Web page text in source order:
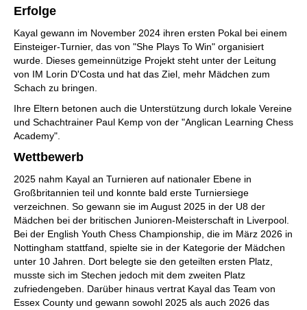
Erfolge
Kayal gewann im November 2024 ihren ersten Pokal bei einem
Einsteiger-Turnier, das von "She Plays To Win" organisiert
wurde. Dieses gemeinnützige Projekt steht unter der Leitung
von IM Lorin D'Costa und hat das Ziel, mehr Mädchen zum
Schach zu bringen.
Ihre Eltern betonen auch die Unterstützung durch lokale Vereine
und Schachtrainer Paul Kemp von der "Anglican Learning Chess
Academy".
Wettbewerb
2025 nahm Kayal an Turnieren auf nationaler Ebene in
Großbritannien teil und konnte bald erste Turniersiege
verzeichnen. So gewann sie im August 2025 in der U8 der
Mädchen bei der britischen Junioren-Meisterschaft in Liverpool.
Bei der English Youth Chess Championship, die im März 2026 in
Nottingham stattfand, spielte sie in der Kategorie der Mädchen
unter 10 Jahren. Dort belegte sie den geteilten ersten Platz,
musste sich im Stechen jedoch mit dem zweiten Platz
zufriedengeben. Darüber hinaus vertrat Kayal das Team von
Essex County und gewann sowohl 2025 als auch 2026 das